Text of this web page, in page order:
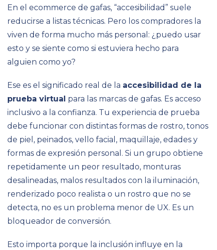
En el ecommerce de gafas, “accesibilidad” suele
reducirse a listas técnicas. Pero los compradores la
viven de forma mucho más personal: ¿puedo usar
esto y se siente como si estuviera hecho para
alguien como yo?
Ese es el significado real de la accesibilidad de la
prueba virtual para las marcas de gafas. Es acceso
inclusivo a la confianza. Tu experiencia de prueba
debe funcionar con distintas formas de rostro, tonos
de piel, peinados, vello facial, maquillaje, edades y
formas de expresión personal. Si un grupo obtiene
repetidamente un peor resultado, monturas
desalineadas, malos resultados con la iluminación,
renderizado poco realista o un rostro que no se
detecta, no es un problema menor de UX. Es un
bloqueador de conversión.
Esto importa porque la inclusión influye en la